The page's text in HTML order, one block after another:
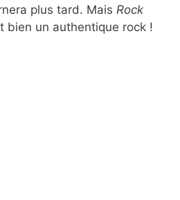
plus tard. Mais Rock
bien un authentique rock !